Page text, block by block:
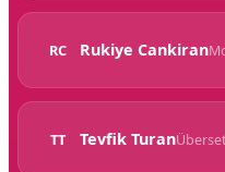
RC Rukiye Cankiran
TT Tevfik Turan